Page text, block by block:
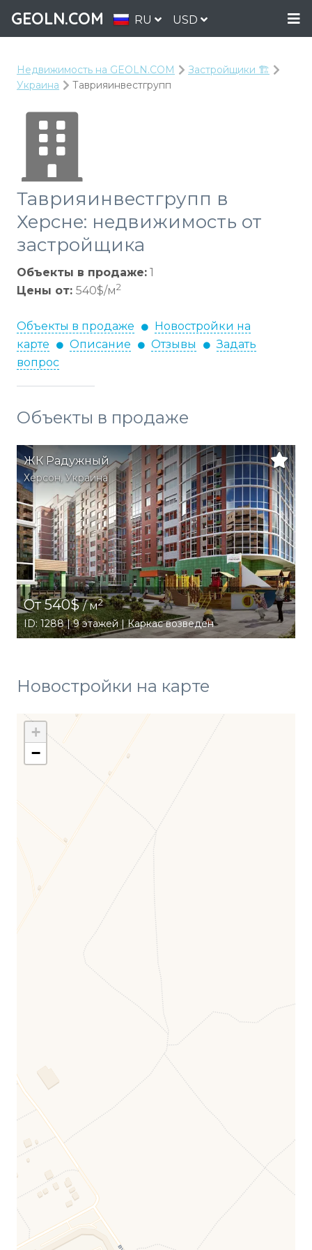
GEOLN.COM RU USD
Недвижимость на GEOLN.COM
Застройщики 🏗️
Украина
Таврияинвестгрупп
Таврияинвестгрупп в
Херсне: недвижимость от
застройщика
Объекты в продаже: 1
Цены от: 540$/м2
Объекты в продаже
Новостройки на
карте
Описание Отзывы
Задать
вопрос
Объекты в продаже
ЖК Радужный
Херсон,Украина
От 540$/ м2
ID: 1288 | 9 этажей | Каркас возведен
Новостройки на карте
+
−